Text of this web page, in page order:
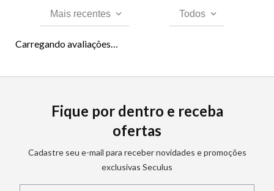
Mais recentes Todos
Carregando avaliações…
Fique por dentro e receba
ofertas
Cadastre seu e-mail para receber novidades e promoções
exclusivas Seculus